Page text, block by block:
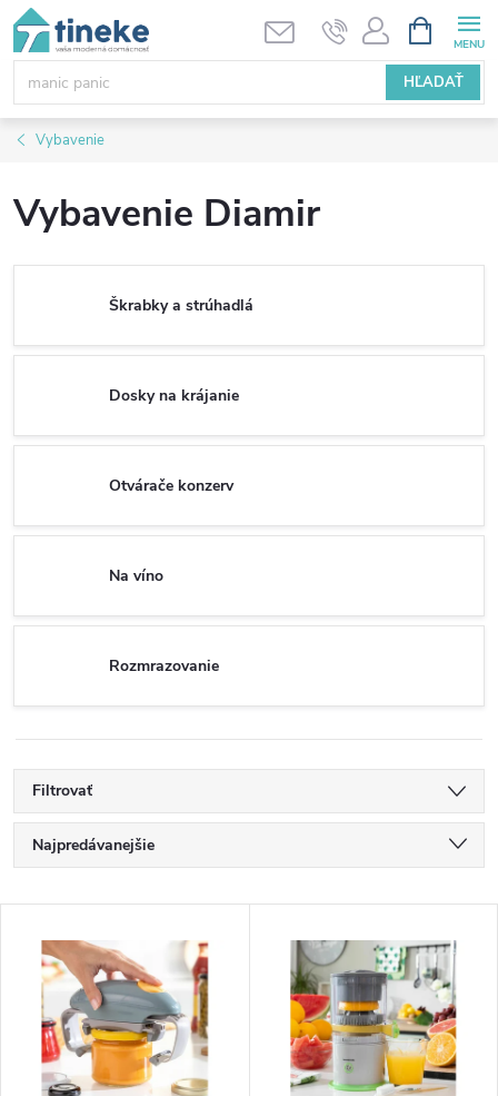
Prejsť
obsah
HĽADAŤ
KOŠÍK
Vybavenie
Vybavenie Diamir
Škrabky a strúhadlá
Dosky na krájanie
Otvárače konzerv
Na víno
Rozmrazovanie
Filtrovať
R
a
Najpredávanejšie
Abecedne
V